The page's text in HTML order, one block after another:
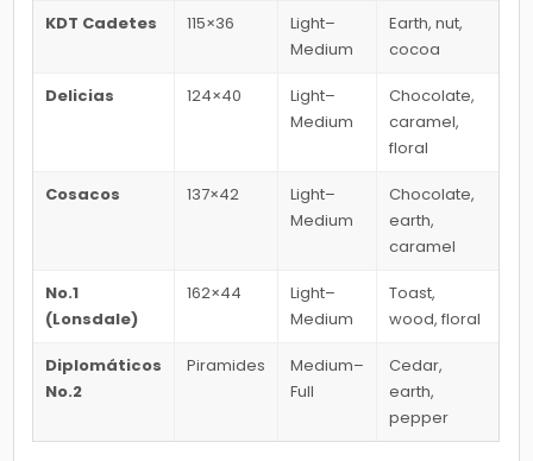
KDT Cadetes 115×36
Light–
Medium
Earth, nut,
cocoa
Delicias 124×40
Light–
Medium
Chocolate,
caramel,
floral
Cosacos 137×42
Light–
Medium
Chocolate,
earth,
caramel
No.1
(Lonsdale)
162×44
Light–
Medium
Toast,
wood, floral
Diplomáticos
No.2
Piramides
Medium–
Full
Cedar,
earth,
pepper